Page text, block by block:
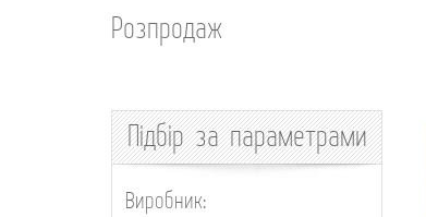
Розпродаж
Підбірза параметрами
Виробник: